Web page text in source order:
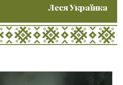
Леся Українка